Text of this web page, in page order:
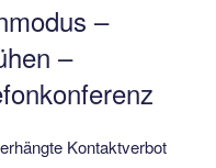
–
–
Kontaktverbot